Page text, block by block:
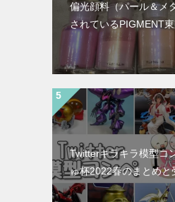
偏光顔料（パール＆メ
されているPIGMENT
Twitterキラキラ模型コ
ゅ杯2022春のまとめと